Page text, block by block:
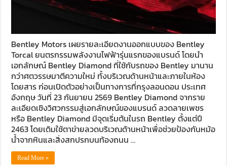
Bentley Motors เผยรายละเอียดงานออกแบบของ Bentley
Torcal ยนตรกรรมพลังงานไฟฟ้ารุ่นแรกของแบรนด์ โดยนำ
เอกลักษณ์ Bentley Diamond ที่ใช้กับรถของ Bentley มานาน
กว่าศตวรรษมาตีความใหม่ ทั้งบริเวณด้านหน้าและภายในห้อง
โดยสาร ก่อนเปิดตัวอย่างเป็นทางการที่กรุงลอนดอน ประเทศ
อังกฤษ วันที่ 23 กันยายน 2569 Bentley Diamond จากราย
ละเอียดเชิงวิศวกรรมสู่เอกลักษณ์ของแบรนด์ ลวดลายเพชร
หรือ Bentley Diamond มีจุดเริ่มต้นในรถ Bentley ตั้งแต่ปี
2463 โดยเดิมใช้ตาข่ายลวดบริเวณด้านหน้าเพื่อช่วยป้องกันหม้อ
น้ำจากหินและสิ่งสกปรกบนท้องถนน …
Read More »